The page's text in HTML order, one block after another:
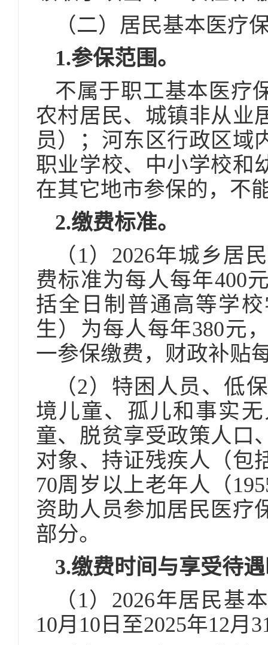
（二）居民基本医疗
1.参保范围。
不属于职工基本医疗
农村居民、城镇非从业
员）；河东区行政区域
职业学校、中小学校和
在其它地市参保的，不
2.缴费标准。
（1）2026年城乡居
费标准为每人每年400
括全日制普通高等学
生）为每人每年380元
一参保缴费，财政补贴
（2）特困人员、低
境儿童、孤儿和事实
童、脱贫享受政策人口
对象、持证残疾人（包
70周岁以上老年人（
资助人员参加居民医疗
部分。
3.缴费时间与享受待
（1）2026年居民基
10月10日至2025年12月